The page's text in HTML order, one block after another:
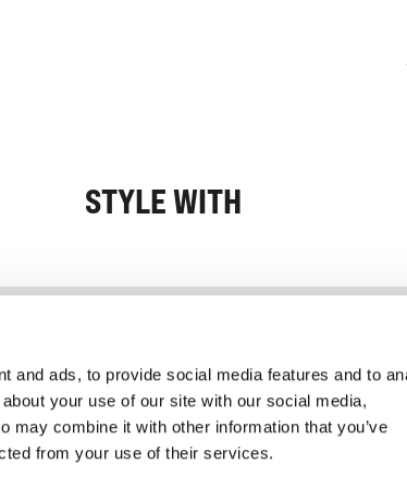
and ads, to provide social media features and to
your use of our site with our social media,
may combine it with other information that you’ve
from your use of their services.
STYLE WITH